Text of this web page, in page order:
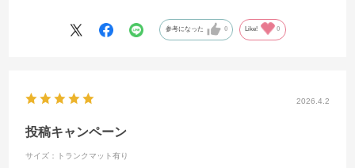
参考になった 0 Like! 0
2026.4.2
投稿キャンペーン
サイズ：トランクマット有り